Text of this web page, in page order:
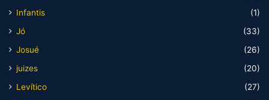
Infantis
(1)
Jó
(33)
Josué
(26)
juizes
(20)
Levítico
(27)